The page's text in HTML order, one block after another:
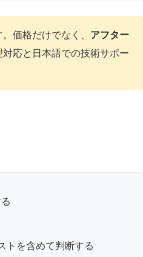
価格だけでなく、 アフター
応と日本語での技術サポー
トを含めて判断する